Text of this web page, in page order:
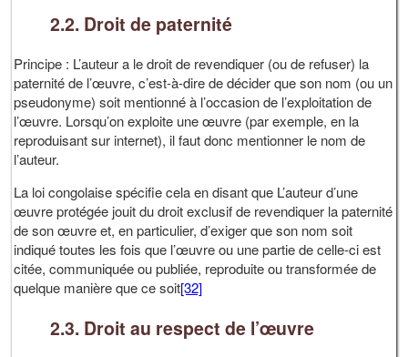
2.2. Droit de paternité
Principe : L’auteur a le droit de revendiquer (ou de refuser) la
paternité de l’œuvre, c’est-à-dire de décider que son nom (ou un
pseudonyme) soit mentionné à l’occasion de l’exploitation de
l’œuvre. Lorsqu’on exploite une œuvre (par exemple, en la
reproduisant sur internet), il faut donc mentionner le nom de
l’auteur.
La loi congolaise spécifie cela en disant que L’auteur d’une
œuvre protégée jouit du droit exclusif de revendiquer la paternité
de son œuvre et, en particulier, d’exiger que son nom soit
indiqué toutes les fois que l’œuvre ou une partie de celle-ci est
citée, communiquée ou publiée, reproduite ou transformée de
quelque manière que ce soit[32]
2.3. Droit au respect de l’œuvre